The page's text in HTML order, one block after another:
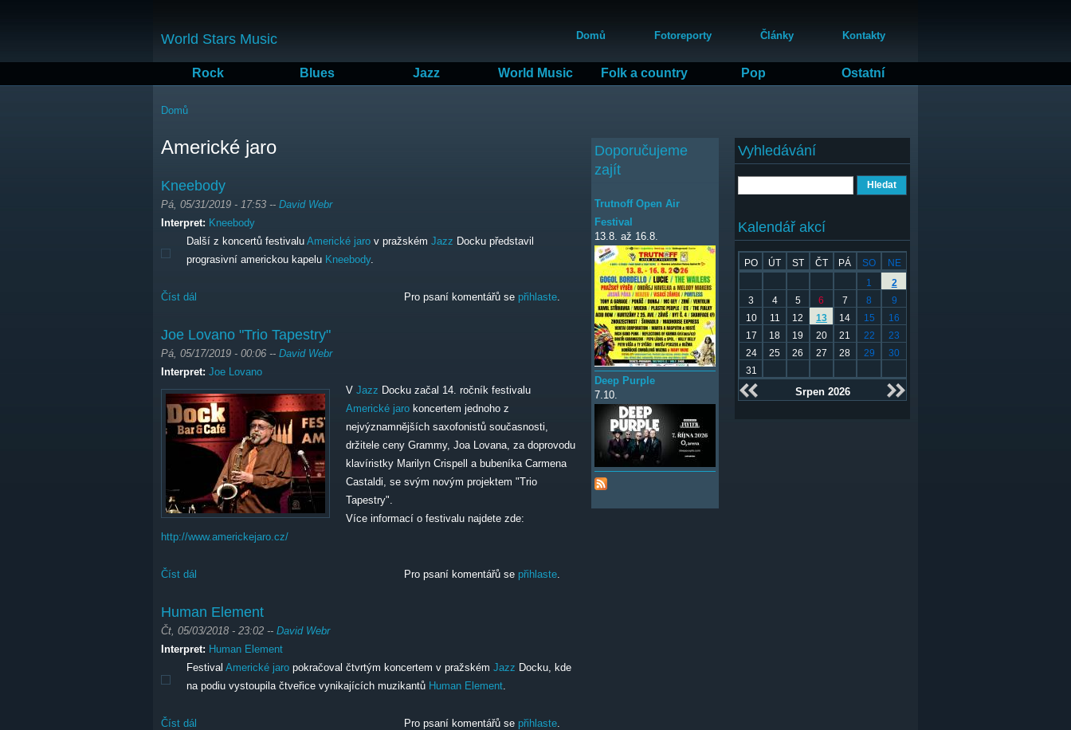
obsahu
World Stars Music Domů Fotoreporty Články Kontakty
Rock Blues Jazz World Music Folk a country Pop Ostatní
Jste zde
Domů
Americké jaro
Kneebody
Pá, 05/31/2019 - 17:53 -- David Webr
Interpret: Kneebody
Další z koncertů festivalu Americké jaro v pražském Jazz Docku představil
prograsivní americkou kapelu Kneebody.
Číst dál Pro psaní komentářů se přihlaste.
Joe Lovano "Trio Tapestry"
Pá, 05/17/2019 - 00:06 -- David Webr
Interpret: Joe Lovano
V Jazz Docku začal 14. ročník festivalu
Americké jaro koncertem jednoho z
nejvýznamnějších saxofonistů současnosti,
držitele ceny Grammy, Joa Lovana, za doprovodu
klavíristky Marilyn Crispell a bubeníka Carmena
Castaldi, se svým novým projektem "Trio
Tapestry".
Více informací o festivalu najdete zde:
http://www.americkejaro.cz/
Číst dál Pro psaní komentářů se přihlaste.
Human Element
Čt, 05/03/2018 - 23:02 -- David Webr
Interpret: Human Element
Festival Americké jaro pokračoval čtvrtým koncertem v pražském Jazz Docku, kde
na podiu vystoupila čtveřice vynikajících muzikantů Human Element.
Číst dál Pro psaní komentářů se přihlaste.
Vyhledávání
Kalendář akcí
PO ÚT ST ČT PÁ SO
NE
1
2
3
4 5 6 7 8
9
10
11 12 13 14 15
16
17
18 19 20 21 22
23
24
25 26 27 28 29
30
31
Srpen 2026
Doporučujeme
zajít
Trutnoff Open Air
Festival
13.8. až 16.8.
Deep Purple
7.10.